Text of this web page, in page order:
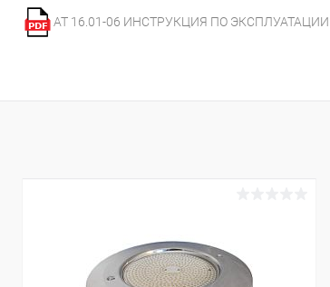
АТ 16.01-06 ИНСТРУКЦИЯ ПО